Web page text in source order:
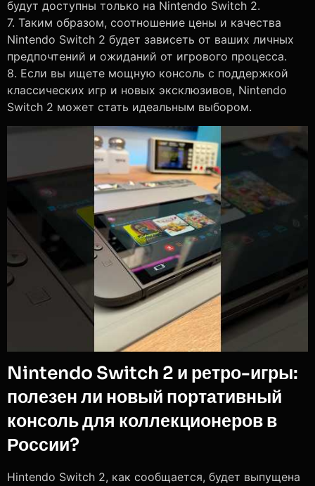
будут доступны только на Nintendo Switch 2.
7. Таким образом, соотношение цены и качества
Nintendo Switch 2 будет зависеть от ваших личных
предпочтений и ожиданий от игрового процесса.
8. Если вы ищете мощную консоль с поддержкой
классических игр и новых эксклюзивов, Nintendo
Switch 2 может стать идеальным выбором.
Nintendo Switch 2 и ретро-игры:
полезен ли новый портативный
консоль для коллекционеров в
России?
Нintendo Switch 2, как сообщается, будет выпущена